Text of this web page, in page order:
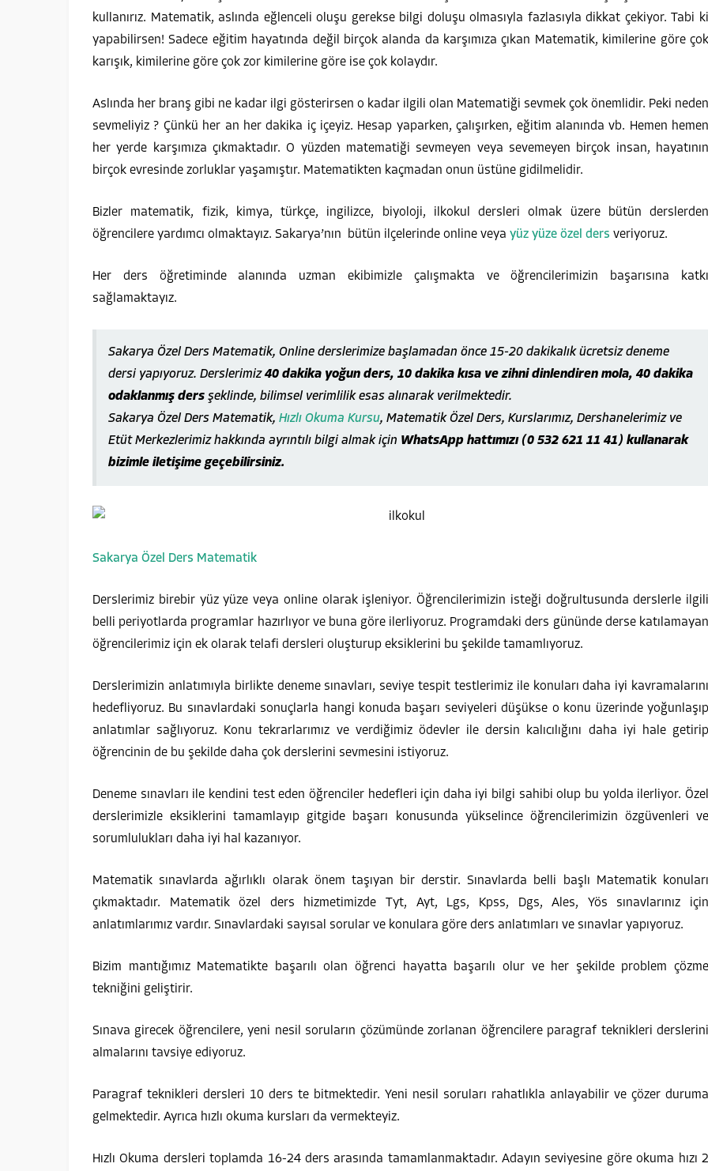
kullanırız. Matematik, aslında eğlenceli oluşu gerekse bilgi doluşu olmasıyla fazlasıyla dikkat çekiyor. Tabi ki
yapabilirsen! Sadece eğitim hayatında değil birçok alanda da karşımıza çıkan Matematik, kimilerine göre çok
karışık, kimilerine göre çok zor kimilerine göre ise çok kolaydır.
Aslında her branş gibi ne kadar ilgi gösterirsen o kadar ilgili olan Matematiği sevmek çok önemlidir. Peki neden
sevmeliyiz ? Çünkü her an her dakika iç içeyiz. Hesap yaparken, çalışırken, eğitim alanında vb. Hemen hemen
her yerde karşımıza çıkmaktadır. O yüzden matematiği sevmeyen veya sevemeyen birçok insan, hayatının
birçok evresinde zorluklar yaşamıştır. Matematikten kaçmadan onun üstüne gidilmelidir.
Bizler matematik, fizik, kimya, türkçe, ingilizce, biyoloji, ilkokul dersleri olmak üzere bütün derslerden
öğrencilere yardımcı olmaktayız. Sakarya’nın bütün ilçelerinde online veya yüz yüze özel ders veriyoruz.
Her ders öğretiminde alanında uzman ekibimizle çalışmakta ve öğrencilerimizin başarısına katkı
sağlamaktayız.
Sakarya Özel Ders Matematik, Online derslerimize başlamadan önce 15-20 dakikalık ücretsiz deneme
dersi yapıyoruz. Derslerimiz40 dakika yoğun ders, 10 dakika kısa ve zihni dinlendiren mola, 40 dakika
odaklanmış ders şeklinde, bilimsel verimlilik esas alınarak verilmektedir.
Sakarya Özel Ders Matematik, Hızlı Okuma Kursu, Matematik Özel Ders, Kurslarımız, Dershanelerimiz ve
Etüt Merkezlerimiz hakkında ayrıntılı bilgi almak için WhatsApp hattımızı (0 532 621 11 41) kullanarak
bizimle iletişime geçebilirsiniz.
Sakarya Özel Ders Matematik
Derslerimiz birebir yüz yüze veya online olarak işleniyor. Öğrencilerimizin isteği doğrultusunda derslerle ilgili
belli periyotlarda programlar hazırlıyor ve buna göre ilerliyoruz. Programdaki ders gününde derse katılamayan
öğrencilerimiz için ek olarak telafi dersleri oluşturup eksiklerini bu şekilde tamamlıyoruz.
Derslerimizin anlatımıyla birlikte deneme sınavları, seviye tespit testlerimiz ile konuları daha iyi kavramalarını
hedefliyoruz. Bu sınavlardaki sonuçlarla hangi konuda başarı seviyeleri düşükse o konu üzerinde yoğunlaşıp
anlatımlar sağlıyoruz. Konu tekrarlarımız ve verdiğimiz ödevler ile dersin kalıcılığını daha iyi hale getirip
öğrencinin de bu şekilde daha çok derslerini sevmesini istiyoruz.
Deneme sınavları ile kendini test eden öğrenciler hedefleri için daha iyi bilgi sahibi olup bu yolda ilerliyor. Özel
derslerimizle eksiklerini tamamlayıp gitgide başarı konusunda yükselince öğrencilerimizin özgüvenleri ve
sorumlulukları daha iyi hal kazanıyor.
Matematik sınavlarda ağırlıklı olarak önem taşıyan bir derstir. Sınavlarda belli başlı Matematik konuları
çıkmaktadır. Matematik özel ders hizmetimizde Tyt, Ayt, Lgs, Kpss, Dgs, Ales, Yös sınavlarınız için
anlatımlarımız vardır. Sınavlardaki sayısal sorular ve konulara göre ders anlatımları ve sınavlar yapıyoruz.
Bizim mantığımız Matematikte başarılı olan öğrenci hayatta başarılı olur ve her şekilde problem çözme
tekniğini geliştirir.
Sınava girecek öğrencilere, yeni nesil soruların çözümünde zorlanan öğrencilere paragraf teknikleri derslerini
almalarını tavsiye ediyoruz.
Paragraf teknikleri dersleri 10 ders te bitmektedir. Yeni nesil soruları rahatlıkla anlayabilir ve çözer duruma
gelmektedir. Ayrıca hızlı okuma kursları da vermekteyiz.
Hızlı Okuma dersleri toplamda 16-24 ders arasında tamamlanmaktadır. Adayın seviyesine göre okuma hızı 2